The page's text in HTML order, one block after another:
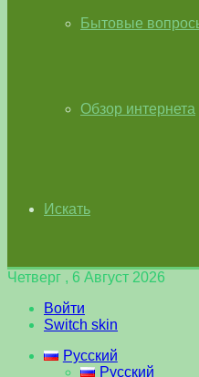
Бытовые
Обзор интернета
Искать
Четверг , 6 Август 2026
Войти
Switch skin
Русский
Русский